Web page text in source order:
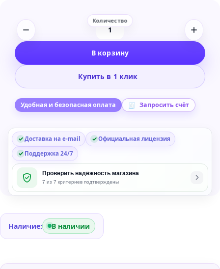
Количество
Avid
Harmonically
Algorithm
Plug-
in
В корзину
Купить в 1 клик
Удобная и безопасная оплата Запросить счёт
Доставка на e-mail
Официальная лицензия
Поддержка 24/7
Проверить надёжность магазина
7 из 7 критериев подтверждены
Наличие: В наличии